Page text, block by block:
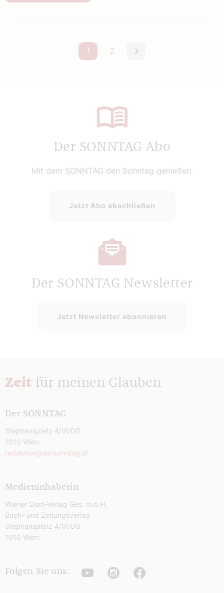
1 2
nächste
Der SONNTAG Abo
Mit dem SONNTAG den Sonntag genießen.
Jetzt Abo abschließen
Der SONNTAG Newsletter
Jetzt Newsletter abonnieren
Zeit für meinen Glauben
Der SONNTAG
Stephansplatz 4/VI/DG
1010 Wien
redaktion@dersonntag.at
Medieninhaberin
Wiener Dom-Verlag Ges. m.b.H.
Buch- und Zeitungsverlag
Stephansplatz 4/VI/DG
1010 Wien
Folgen Sie uns: YoutubeInstagramFacebook